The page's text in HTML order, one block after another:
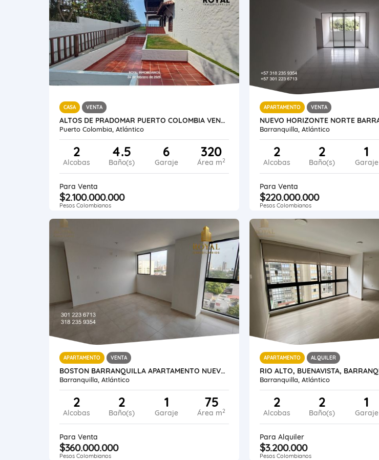
CASA VENTA
ALTOS DE PRADOMAR PUERTO COLOMBIA VENTA CASA LUXURY 320 M2 ESTRATO 5
Puerto Colombia, Atlántico
2
Alcobas
4.5
Baño(s)
6
Garaje
320
Área m2
Para Venta
$2.100.000.000
Pesos Colombianos
APARTAMENTO VENTA
Barranquilla, Atlántico
2
Alcobas
2
Baño(s)
1
Garaje
Para Venta
$220.000.000
Pesos Colombianos
APARTAMENTO VENTA
BOSTON BARRANQUILLA APARTAMENTO NUEVO DE 75 METROS
Barranquilla, Atlántico
2
Alcobas
2
Baño(s)
1
Garaje
75
Área m2
Para Venta
$360.000.000
Pesos Colombianos
APARTAMENTO ALQUILER
Barranquilla, Atlántico
2
Alcobas
2
Baño(s)
1
Garaje
Para Alquiler
$3.200.000
Pesos Colombianos